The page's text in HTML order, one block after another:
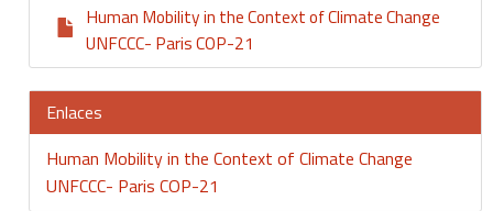
Human Mobility in the Context of Climate Change
UNFCCC- Paris COP-21
Enlaces
Human Mobility in the Context of Climate Change
UNFCCC- Paris COP-21